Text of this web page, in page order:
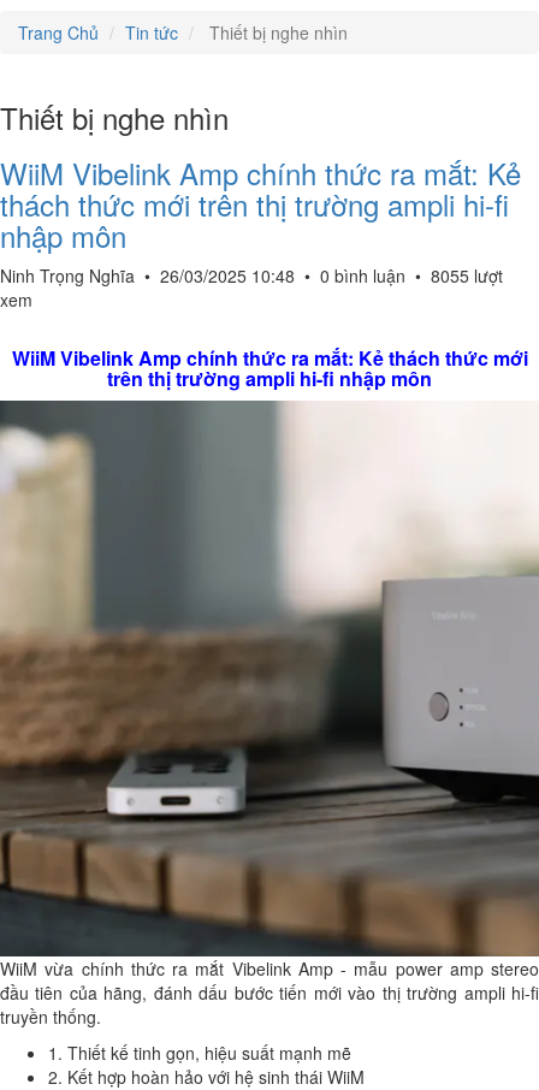
Trang Chủ
Tin tức Thiết bị nghe nhìn
Thiết bị nghe nhìn
WiiM Vibelink Amp chính thức ra mắt: Kẻ
thách thức mới trên thị trường ampli hi-fi
nhập môn
Ninh Trọng Nghĩa • 26/03/2025 10:48 • 0 bình luận • 8055 lượt
xem
WiiM Vibelink Amp chính thức ra mắt: Kẻ thách thức mới
trên thị trường ampli hi-fi nhập môn
WiiM vừa chính thức ra mắt Vibelink Amp - mẫu power amp stereo
đầu tiên của hãng, đánh dấu bước tiến mới vào thị trường ampli hi-fi
truyền thống.
1. Thiết kế tinh gọn, hiệu suất mạnh mẽ
2. Kết hợp hoàn hảo với hệ sinh thái WiiM